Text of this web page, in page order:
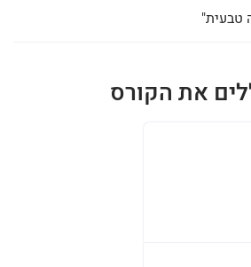
טבעית"
את הקורס